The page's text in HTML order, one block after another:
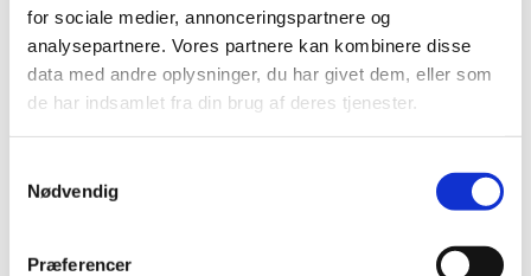
for sociale medier, annonceringspartnere og
analysepartnere. Vores partnere kan kombinere disse
data med andre oplysninger, du har givet dem, eller som
de har indsamlet fra din brug af deres tjenester.
Nødvendig
Præferencer